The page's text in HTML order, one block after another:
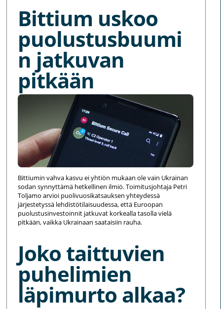
Bittium uskoo
puolustusbuumi
n jatkuvan
pitkään
Bittiumin vahva kasvu ei yhtiön mukaan ole vain Ukrainan
sodan synnyttämä hetkellinen ilmiö. Toimitusjohtaja Petri
Toljamo arvioi puolivuosikatsauksen yhteydessä
järjestetyssä lehdistötilaisuudessa, että Euroopan
puolustusinvestoinnit jatkuvat korkealla tasolla vielä
pitkään, vaikka Ukrainaan saataisiin rauha.
Joko taittuvien
puhelimien
läpimurto alkaa?